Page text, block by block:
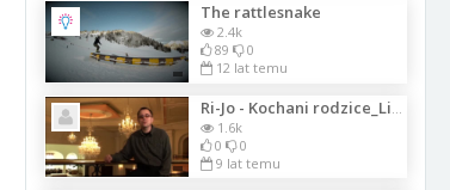
The rattlesnake
2.4k
89
0
12 lat temu
1.6k
0
0
9 lat temu